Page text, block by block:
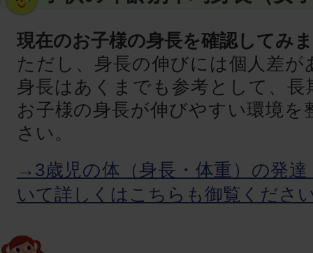
現在のお子様の身長を確認してみ
ただし、身長の伸びには個人差が
身長はあくまでも参考として、長
お子様の身長が伸びやすい環境を
さい。
→3歳児の体（身長・体重）の発
いて詳しくはこちらも御覧くださ